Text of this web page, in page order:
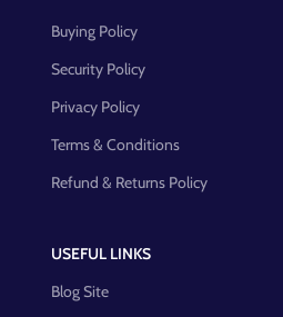
Buying Policy
Security Policy
Privacy Policy
Terms & Conditions
Refund & Returns Policy
USEFUL LINKS
Blog Site